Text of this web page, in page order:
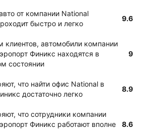
от компании National
быстро и легко
9.6
клиентов, автомобили компании
Финикс находятся в
состоянии
9
что найти офис National в
достаточно легко
8.9
что сотрудники компании
Финикс работают вполне
8.6